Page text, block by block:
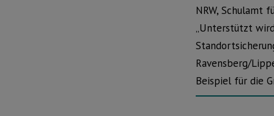
NRW, Schulamt
„Unterstützt
Ravensberg/
Beispiel für die